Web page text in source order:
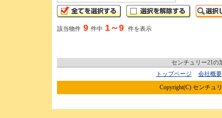
該当物件 9 件中 1～9 件を表示
センチュリー21の
トップページ
会社概要
Copyright(C) センチュ